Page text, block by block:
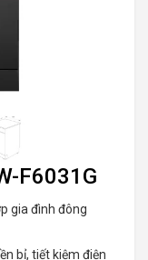
F6031G
gia đình đông
bỉ, tiết kiệm điện